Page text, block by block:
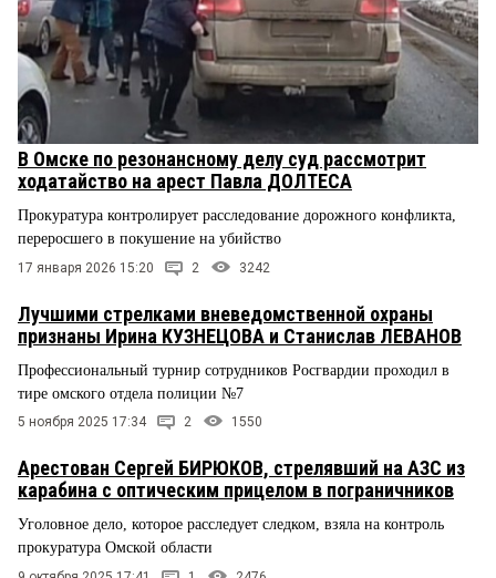
В Омске по резонансному делу суд рассмотрит
ходатайство на арест Павла ДОЛТЕСА
Прокуратура контролирует расследование дорожного конфликта,
переросшего в покушение на убийство
17 января 2026 15:20 2 3242
Лучшими стрелками вневедомственной охраны
признаны Ирина КУЗНЕЦОВА и Станислав ЛЕВАНОВ
Профессиональный турнир сотрудников Росгвардии проходил в
тире омского отдела полиции №7
5 ноября 2025 17:34 2 1550
Арестован Сергей БИРЮКОВ, стрелявший на АЗС из
карабина с оптическим прицелом в пограничников
Уголовное дело, которое расследует следком, взяла на контроль
прокуратура Омской области